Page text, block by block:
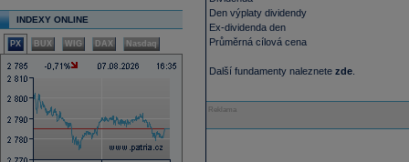
INDEXY ONLINE
PX BUX WIG DAX Nasdaq
Den výplaty dividendy
Ex-dividenda den
Průměrná cílová cena
Další fundamenty naleznete zde
Reklama